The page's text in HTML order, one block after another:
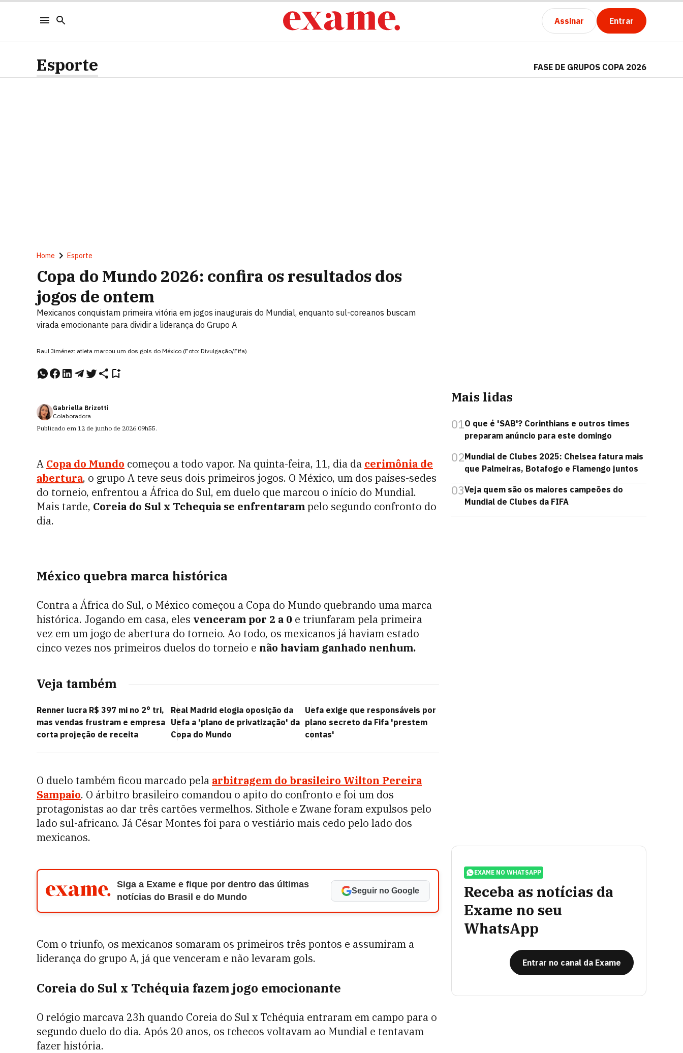
Assinar Entrar
Esporte FASE DE GRUPOS COPA 2026
Home Esporte
Copa do Mundo 2026: confira os resultados dos
jogos de ontem
Mexicanos conquistam primeira vitória em jogos inaugurais do Mundial, enquanto sul-coreanos buscam
virada emocionante para dividir a liderança do Grupo A
Raul Jiménez: atleta marcou um dos gols do México (Foto: Divulgação/Fifa)
Gabriella Brizotti
Colaboradora
Publicado em 12 de junho de 2026 09h55.
A Copa do Mundo começou a todo vapor. Na quinta-feira, 11, dia da cerimônia de
abertura, o grupo A teve seus dois primeiros jogos. O México, um dos países-sedes
do torneio, enfrentou a África do Sul, em duelo que marcou o início do Mundial.
Mais tarde, Coreia do Sul x Tchequia se enfrentarampelo segundo confronto do
dia.
México quebra marca histórica
Contra a África do Sul, o México começou a Copa do Mundo quebrando uma marca
histórica. Jogando em casa, eles venceram por 2 a 0 e triunfaram pela primeira
vez em um jogo de abertura do torneio. Ao todo, os mexicanos já haviam estado
cinco vezes nos primeiros duelos do torneio e não haviam ganhado nenhum.
Veja também
Renner lucra R$ 397 mi no 2° tri,
mas vendas frustram e empresa
corta projeção de receita
Real Madrid elogia oposição da
Uefa a 'plano de privatização' da
Copa do Mundo
Uefa exige que responsáveis por
plano secreto da Fifa 'prestem
contas'
O duelo também ficou marcado pela arbitragem do brasileiro Wilton Pereira
Sampaio. O árbitro brasileiro comandou o apito do confronto e foi um dos
protagonistas ao dar três cartões vermelhos. Sithole e Zwane foram expulsos pelo
lado sul-africano. Já César Montes foi para o vestiário mais cedo pelo lado dos
mexicanos.
Siga a Exame e fique por dentro das últimas
notícias do Brasil e do Mundo
Seguir no Google
Com o triunfo, os mexicanos somaram os primeiros três pontos e assumiram a
liderança do grupo A, já que venceram e não levaram gols.
Coreia do Sul x Tchéquia fazem jogo emocionante
O relógio marcava 23h quando Coreia do Sul x Tchéquia entraram em campo para o
segundo duelo do dia. Após 20 anos, os tchecos voltavam ao Mundial e tentavam
fazer história.
Mais lidas
01O que é 'SAB'? Corinthians e outros times
preparam anúncio para este domingo
02Mundial de Clubes 2025: Chelsea fatura mais
que Palmeiras, Botafogo e Flamengo juntos
03Veja quem são os maiores campeões do
Mundial de Clubes da FIFA
EXAME NO WHATSAPP
Receba as notícias da
Exame no seu
WhatsApp
Entrar no canal da Exame